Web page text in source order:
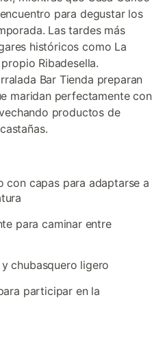
para degustar los
Las tardes más
históricos como La
Ribadesella.
Bar Tienda preparan
maridan perfectamente con
productos de
con capas para adaptarse a
para caminar entre
chubasquero ligero
participar en la